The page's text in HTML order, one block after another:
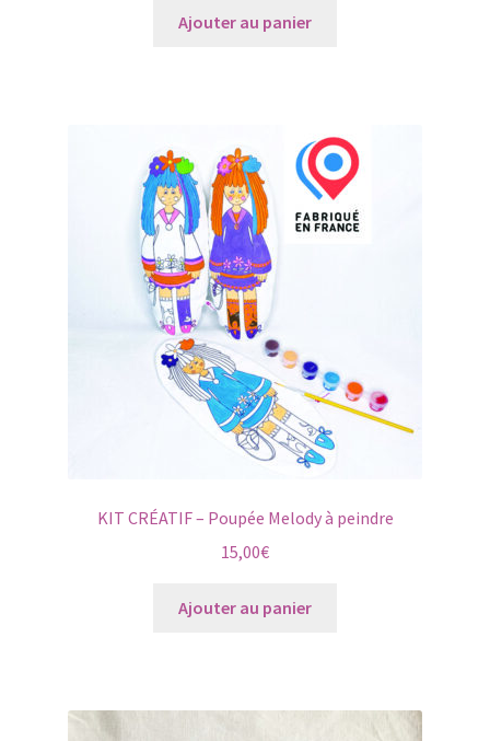
Ajouter au panier
KIT CRÉATIF – Poupée Melody à peindre
15,00€
Ajouter au panier